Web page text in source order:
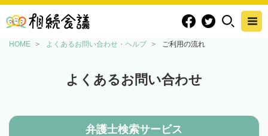
HOME よくあるお問い合わせ・ヘルプ ご利用の流れ
よくあるお問い合わせ
弁護士検索サービス